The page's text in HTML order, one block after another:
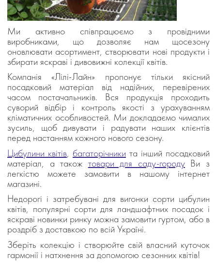
Ми активно співпрацюємо з провідними
виробниками, що дозволяє нам щосезону
оновлювати асортимент, створювати нові продукти і
збирати яскраві і дивовижні колекції квітів.
Компанія «Лілі-Лайн» пропонує тільки якісний
посадковий матеріал від надійних, перевірених
часом постачальників. Вся продукція проходить
суворий відбір і контроль якості з урахуванням
кліматичних особливостей. Ми докладаємо чималих
зусиль, щоб дивувати і радувати наших клієнтів
перед настанням кожного нового сезону.
Цибулини квітів, багаторічники та інший посадковий
матеріал, а також товари для саду-городуВи з
легкістю можете замовити в нашому інтернет
магазині.
Недорогі і затребувані для вигонки сорти цибулин
квітів, популярні сорти для ландшафтних посадок і
яскраві новинки ринку можна замовити гуртом, або в
роздріб з доставкою по всій Україні.
Зберіть колекцію і створюйте свій власний куточок
гармонії і натхнення за допомогою сезонних квітів!